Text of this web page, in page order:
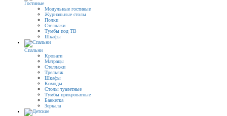
Гостиные
Модульные гостиные
Журнальные столы
Полки
Стеллажи
Тумбы под ТВ
Шкафы
Спальни
Кровати
Матрацы
Стеллажи
Трельяж
Шкафы
Комоды
Столы туалетные
Тумбы прикроватные
Банкетка
Зеркала